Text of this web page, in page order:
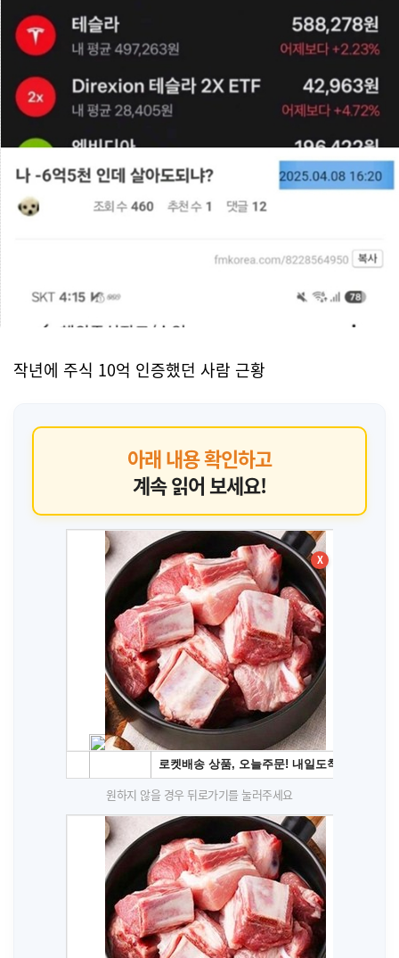
작년에 주식 10억 인증했던 사람 근황
아래 내용 확인하고
계속 읽어 보세요!
X
원하지 않을 경우 뒤로가기를 눌러주세요